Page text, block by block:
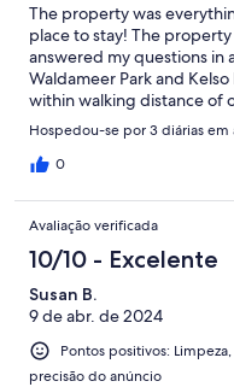
The property was
place to stay! The
answered my questions in
Waldameer Park and
within walking distance of
and dryer that were
place enough! It was a
Hospedou-se por 3 diárias
0
Avaliação verificada
10/10 - Excelente
Susan B.
9 de abr. de 2024
Pontos positivos:
precisão do anúncio